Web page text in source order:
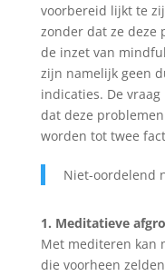
voorbereid lijkt te
zonder dat ze deze
de inzet van
zijn namelijk geen
indicaties. De
dat deze
worden tot twee
Niet-oordelend
1. Meditatieve
Met mediteren kan
die voorheen